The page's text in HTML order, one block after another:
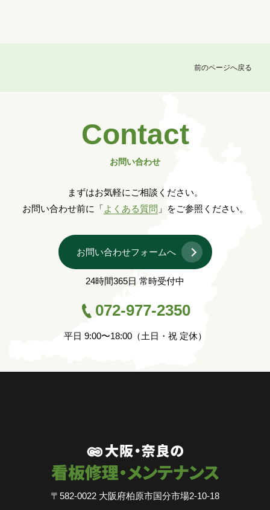
前のページへ戻る
Contact
お問い合わせ
まずはお気軽にご相談ください。
お問い合わせ前に「よくある質問 」をご参照ください。
お問い合わせフォームへ
24時間365日 常時受付中
072-977-2350
平日 9:00〜18:00（土日・祝 定休）
〒582-0022 大阪府柏原市国分市場2-10-18